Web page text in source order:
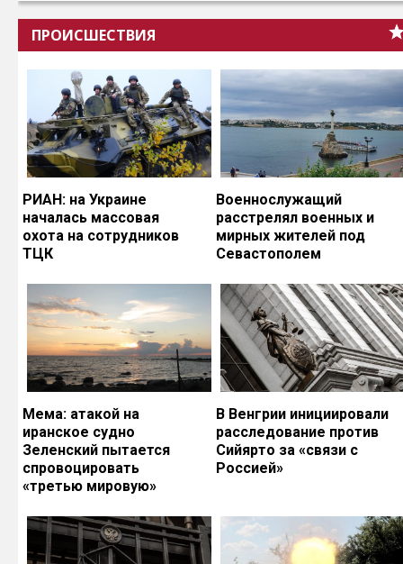
ПРОИСШЕСТВИЯ
РИАН: на Украине
началась массовая
охота на сотрудников
ТЦК
Военнослужащий
расстрелял военных и
мирных жителей под
Севастополем
Мема: атакой на
иранское судно
Зеленский пытается
спровоцировать
«третью мировую»
В Венгрии инициировали
расследование против
Сийярто за «связи с
Россией»